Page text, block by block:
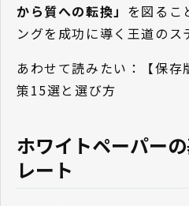
から質への転換」 を図るこ
ングを成功に導く王道のス
あわせて読みたい：
【保
策15選と選び方
ホワイトペーパー
レート